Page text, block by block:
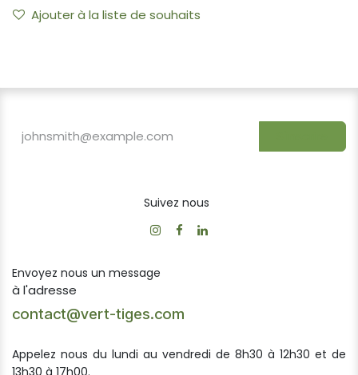
Ajouter à la liste de souhaits
Suivez nous
Envoyez nous un message
à l'adresse
contact@vert-tiges.com
Appelez nous du lundi au vendredi de 8h30 à 12h30 et de
13h30 à 17h00.